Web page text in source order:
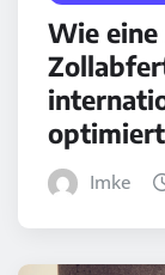
Wie
optimiert
Imke